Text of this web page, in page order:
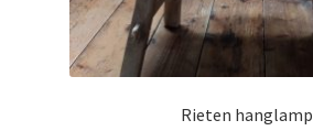
beddengoed eenpersoons
beddengoed tweepersoons
Rieten hanglamp